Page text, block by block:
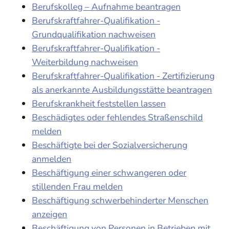
Berufskolleg – Aufnahme beantragen
Berufskraftfahrer-Qualifikation -
Grundqualifikation nachweisen
Berufskraftfahrer-Qualifikation -
Weiterbildung nachweisen
Berufskraftfahrer-Qualifikation - Zertifizierung
als anerkannte Ausbildungsstätte beantragen
Berufskrankheit feststellen lassen
Beschädigtes oder fehlendes Straßenschild
melden
Beschäftigte bei der Sozialversicherung
anmelden
Beschäftigung einer schwangeren oder
stillenden Frau melden
Beschäftigung schwerbehinderter Menschen
anzeigen